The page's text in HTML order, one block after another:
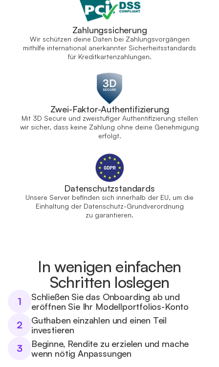
Zahlungssicherung
Wir schützen deine Daten bei Zahlungsvorgängen
mithilfe international anerkannter Sicherheitsstandards
für Kreditkartenzahlungen.
Zwei-Faktor-Authentifizierung
Mit 3D Secure und zweistufiger Authentifizierung stellen
wir sicher, dass keine Zahlung ohne deine Genehmigung
erfolgt.
Datenschutzstandards
Unsere Server befinden sich innerhalb der EU, um die
Einhaltung der Datenschutz-Grundverordnung
zu garantieren.
In wenigen einfachen
Schritten loslegen
1
Schließen Sie das Onboarding ab und
eröffnen Sie Ihr Modellportfolios-Konto
2
Guthaben einzahlen und einen Teil
investieren
3
Beginne, Rendite zu erzielen und mache
wenn nötig Anpassungen